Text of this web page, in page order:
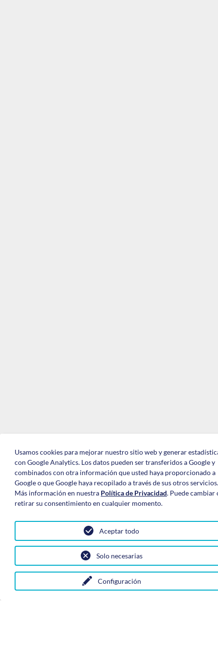
Usamos cookies para mejorar nuestro sitio web y generar
con Google Analytics. Los datos pueden ser transferidos a Google y
combinados con otra información que usted haya proporcionado a
Google o que Google haya recopilado a través de sus otros servicios.
Más información en nuestra Política de Privacidad. Puede cambiar
retirar su consentimiento en cualquier momento.
Configuración
Solo necesarias
Aceptar todo